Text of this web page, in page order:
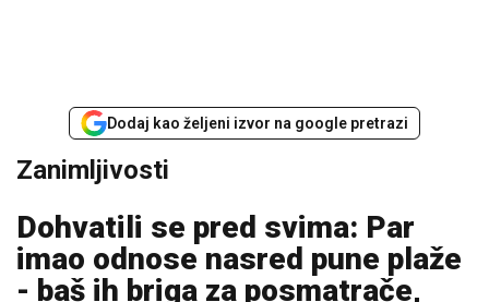
Dodaj kao željeni izvor na google pretrazi
Zanimljivosti
Dohvatili se pred svima: Par
imao odnose nasred pune plaže
- baš ih briga za posmatrače,